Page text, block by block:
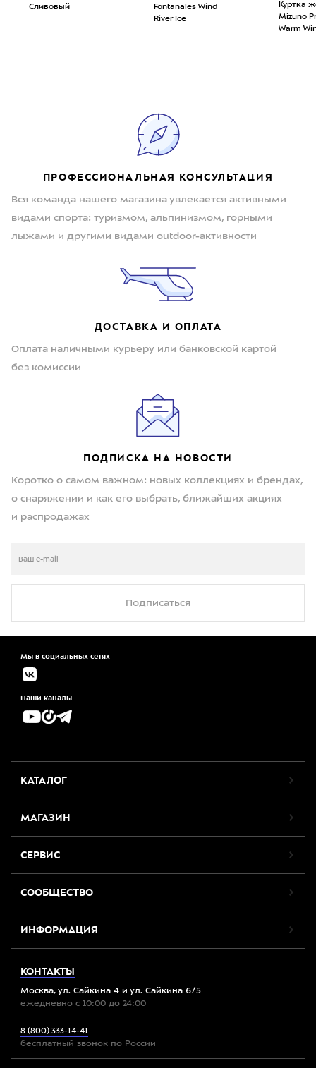
Сливовый
Fontanales Wind
River Ice
Куртка
Mizuno
Warm
ПРОФЕССИОНАЛЬНАЯ КОНСУЛЬТАЦИЯ
Вся команда нашего магазина увлекается активными
видами спорта: туризмом, альпинизмом, горными
лыжами и другими видами outdoor-активности
ДОСТАВКА И ОПЛАТА
Оплата наличными курьеру или банковской картой
без комиссии
ПОДПИСКА НА НОВОСТИ
Коротко о самом важном: новых коллекциях и брендах,
о снаряжении и как его выбрать, ближайших акциях
и распродажах
Подписаться
Мы в социальных сетях
Наши каналы
КАТАЛОГ
МАГАЗИН
СЕРВИС
СООБЩЕСТВО
ИНФОРМАЦИЯ
КОНТАКТЫ
Москва, ул. Сайкина 4 и ул. Сайкина 6/5
ежедневно с 10:00 до 24:00
8 (800) 333-14-41
бесплатный звонок по России